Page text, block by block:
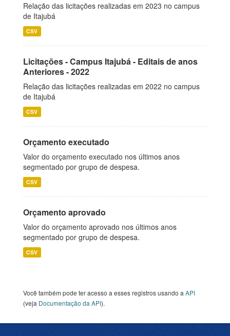
Relação das licitações realizadas em 2023 no campus
de Itajubá
CSV
Licitações - Campus Itajubá - Editais de anos
Anteriores - 2022
Relação das licitações realizadas em 2022 no campus
de Itajubá
CSV
Orçamento executado
Valor do orçamento executado nos últimos anos
segmentado por grupo de despesa.
CSV
Orçamento aprovado
Valor do orçamento aprovado nos últimos anos
segmentado por grupo de despesa.
CSV
Você também pode ter acesso a esses registros usando a API
(veja Documentação da API).